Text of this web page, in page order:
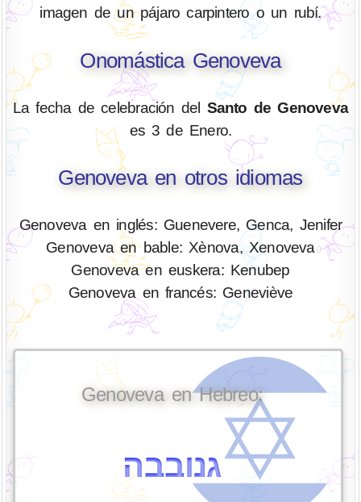
imagen de un pájaro carpintero o un rubí.
Onomástica Genoveva
La fecha de celebración del Santo de Genoveva
es 3 de Enero.
Genoveva en otros idiomas
Genoveva en inglés: Guenevere, Genca, Jenifer
Genoveva en bable: Xènova, Xenoveva
Genoveva en euskera: Kenubep
Genoveva en francés: Geneviève
Genoveva en Hebreo:
גנובבה